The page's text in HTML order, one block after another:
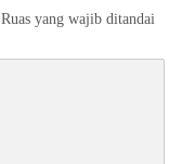
Ruas yang wajib ditandai